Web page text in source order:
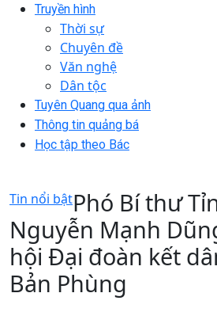
Truyền hình
Thời sự
Chuyên đề
Văn nghệ
Dân tộc
Tuyên Quang qua ảnh
Thông tin quảng bá
Học tập theo Bác
Tin nổi bậtPhó Bí thư
Nguyễn Mạnh
hội Đại đoàn kết
Bản Phùng